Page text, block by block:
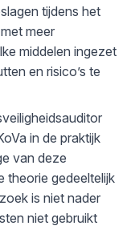
tijdens het
meer
middelen ingezet
en risico’s te
in de praktijk
van deze
theorie gedeeltelijk
is niet nader
niet gebruikt